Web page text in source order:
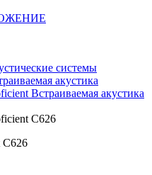
системы
акустика
Встраиваемая акустика
C626
C626